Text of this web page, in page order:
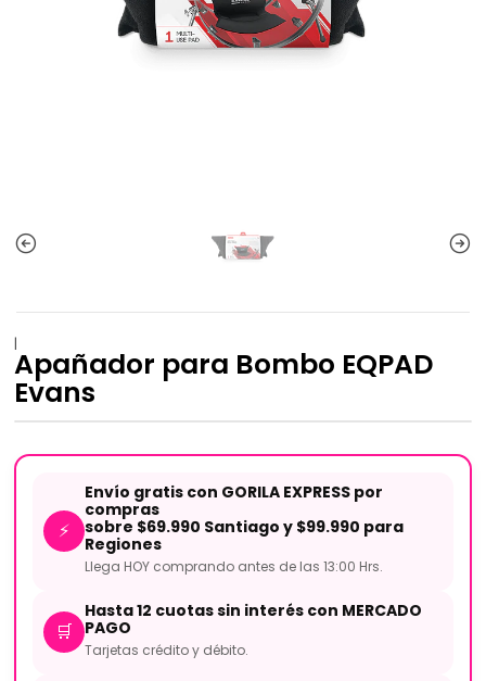
|
Apañador para Bombo EQPAD
Evans
⚡
Envío gratis con GORILA EXPRESS por
compras
sobre $69.990 Santiago y $99.990 para
Regiones
Llega HOY comprando antes de las 13:00 Hrs.
🛒
Hasta 12 cuotas sin interés con MERCADO
PAGO
Tarjetas crédito y débito.